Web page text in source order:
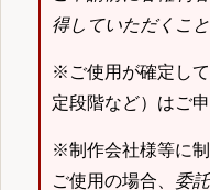
得していただくこ
※ご使用が確定し
定段階など）はご
※制作会社様等に
ご使用の場合、 委